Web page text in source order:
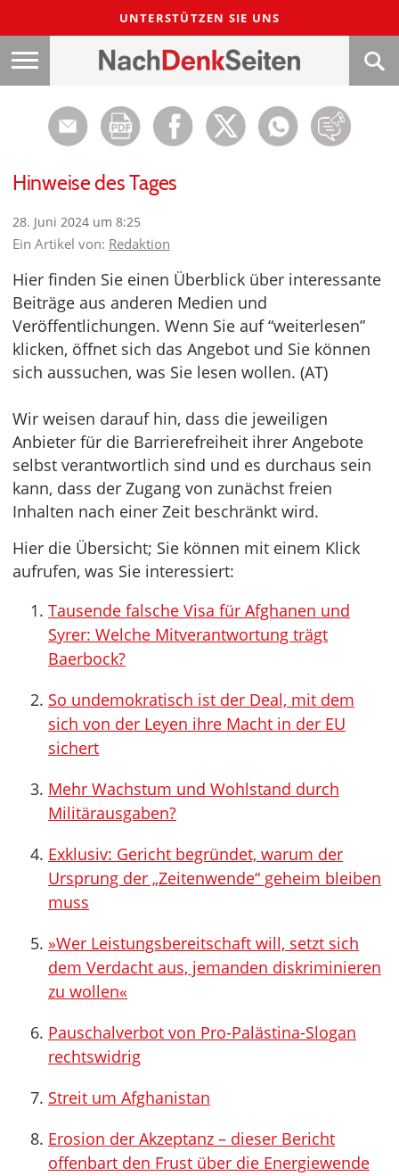
UNTERSTÜTZEN SIE UNS
Hinweise des Tages
28. Juni 2024 um 8:25
Ein Artikel von: Redaktion
Hier finden Sie einen Überblick über interessante
Beiträge aus anderen Medien und
Veröffentlichungen. Wenn Sie auf “weiterlesen”
klicken, öffnet sich das Angebot und Sie können
sich aussuchen, was Sie lesen wollen. (AT)
Wir weisen darauf hin, dass die jeweiligen
Anbieter für die Barrierefreiheit ihrer Angebote
selbst verantwortlich sind und es durchaus sein
kann, dass der Zugang von zunächst freien
Inhalten nach einer Zeit beschränkt wird.
Hier die Übersicht; Sie können mit einem Klick
aufrufen, was Sie interessiert:
Tausende falsche Visa für Afghanen und
Syrer: Welche Mitverantwortung trägt
Baerbock?
So undemokratisch ist der Deal, mit dem
sich von der Leyen ihre Macht in der EU
sichert
Mehr Wachstum und Wohlstand durch
Militärausgaben?
Exklusiv: Gericht begründet, warum der
Ursprung der „Zeitenwende“ geheim bleiben
muss
»Wer Leistungsbereitschaft will, setzt sich
dem Verdacht aus, jemanden diskriminieren
zu wollen«
Pauschalverbot von Pro-Palästina-Slogan
rechtswidrig
Streit um Afghanistan
Erosion der Akzeptanz – dieser Bericht
offenbart den Frust über die Energiewende